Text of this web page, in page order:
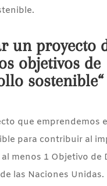
un proyecto
objetivos de
sostenible“
que emprendemos
para contribuir al
menos 1 Objetivo de
las Naciones Unidas.